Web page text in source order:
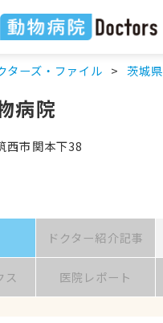
ターズ・ファイル 茨城県
病院
西市関本下38
ドクター紹介記事
ス 医院レポート